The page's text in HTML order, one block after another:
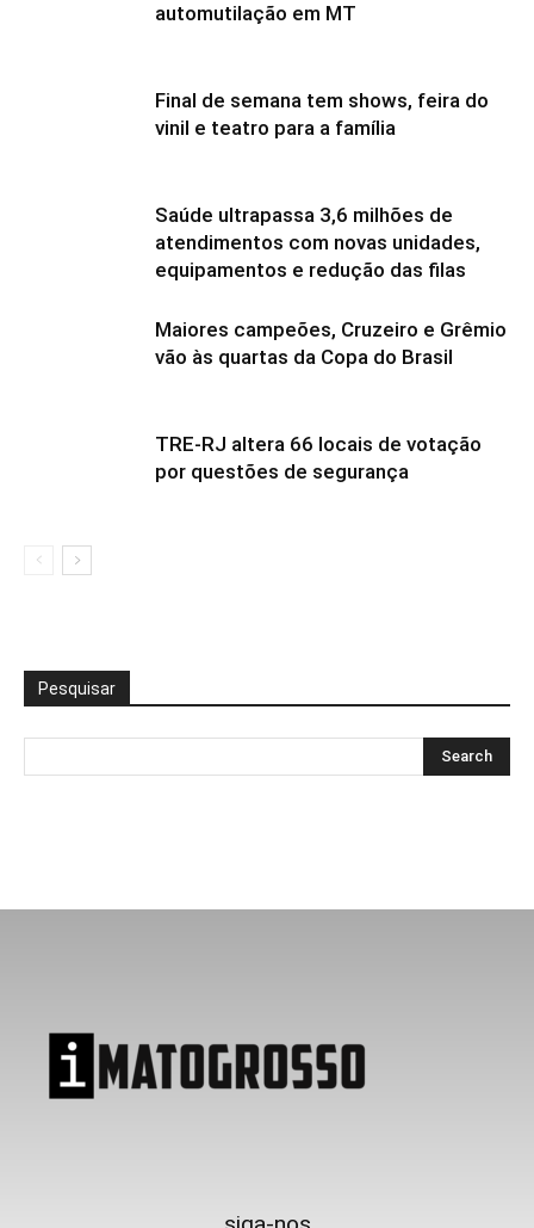
automutilação em MT
Final de semana tem shows, feira do
vinil e teatro para a família
Saúde ultrapassa 3,6 milhões de
atendimentos com novas unidades,
equipamentos e redução das filas
Maiores campeões, Cruzeiro e Grêmio
vão às quartas da Copa do Brasil
TRE-RJ altera 66 locais de votação
por questões de segurança
Pesquisar